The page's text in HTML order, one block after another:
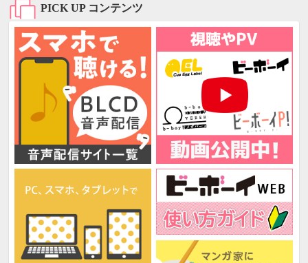
PICK UP コンテンツ